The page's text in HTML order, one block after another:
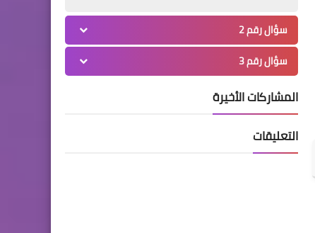
سؤال رقم 2
سؤال رقم 3
المشاركات الأخيرة
التعليقات